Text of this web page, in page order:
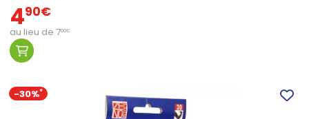
490€
au lieu de 700€
-30%*